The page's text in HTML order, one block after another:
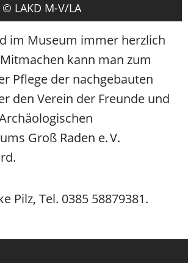
LAKD M-V/LA
im Museum immer herzlich
kann man zum
Pflege der nachgebauten
den Verein der Freunde und
Groß Raden e. V.
Pilz, Tel. 0385 58879381.